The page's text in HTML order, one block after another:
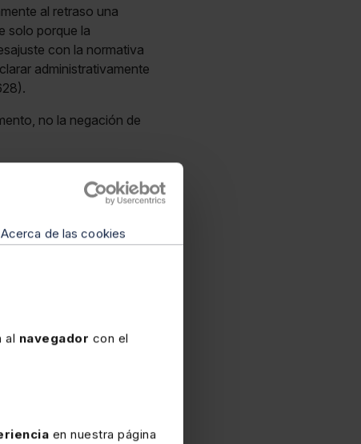
Acerca de las cookies
al navegador con el
en nuestra página
al retraso una
solo porque la
con la normativa
administrativamente
no la negación de